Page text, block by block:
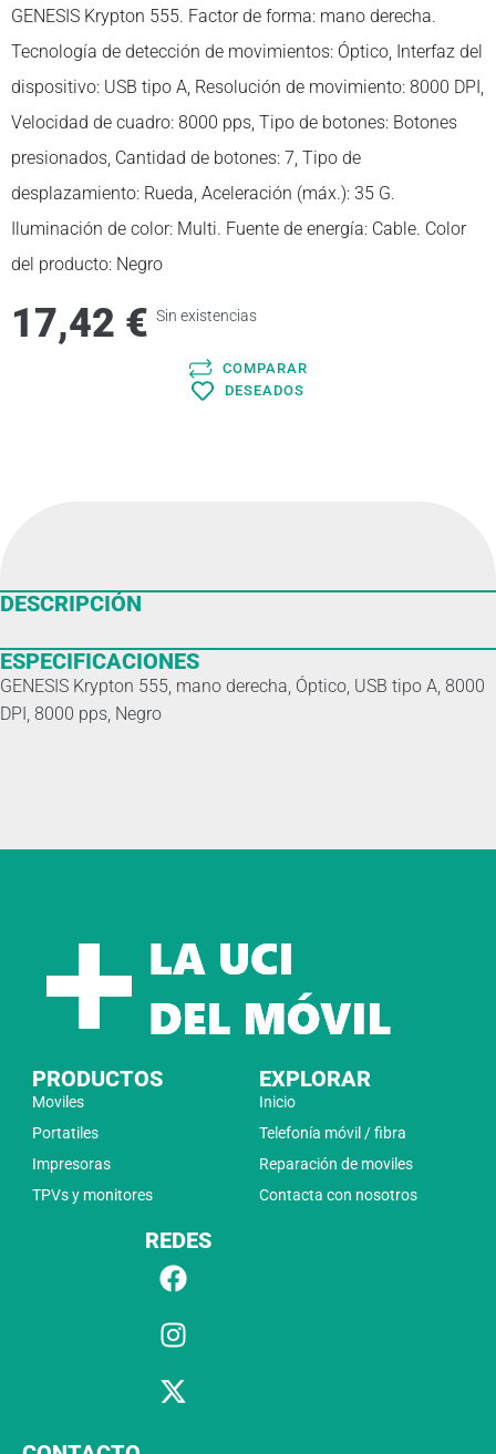
GENESIS Krypton 555. Factor de forma: mano derecha.
Tecnología de detección de movimientos: Óptico, Interfaz del
dispositivo: USB tipo A, Resolución de movimiento: 8000 DPI,
Velocidad de cuadro: 8000 pps, Tipo de botones: Botones
presionados, Cantidad de botones: 7, Tipo de
desplazamiento: Rueda, Aceleración (máx.): 35 G.
Iluminación de color: Multi. Fuente de energía: Cable. Color
del producto: Negro
17,42 € Sin existencias
COMPARAR
DESEADOS
DESCRIPCIÓN
ESPECIFICACIONES
GENESIS Krypton 555, mano derecha, Óptico, USB tipo A, 8000
DPI, 8000 pps, Negro
PRODUCTOS
Moviles
Portatiles
Impresoras
TPVs y monitores
EXPLORAR
Inicio
Telefonía móvil / fibra
Reparación de moviles
Contacta con nosotros
REDES